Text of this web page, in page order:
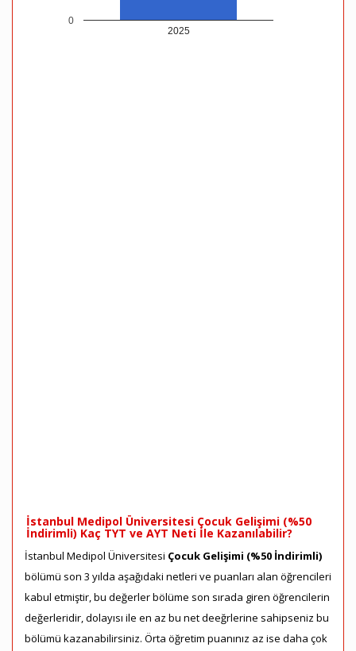
2025
0
İstanbul Medipol Üniversitesi Çocuk Gelişimi (%50
İndirimli) Kaç TYT ve AYT Neti İle Kazanılabilir?
İstanbul Medipol Üniversitesi Çocuk Gelişimi (%50 İndirimli)
bölümü son 3 yılda aşağıdaki netleri ve puanları alan öğrencileri
kabul etmiştir, bu değerler bölüme son sırada giren öğrencilerin
değerleridir, dolayısı ile en az bu net deeğrlerine sahipseniz bu
bölümü kazanabilirsiniz. Örta öğretim puanınız az ise daha çok